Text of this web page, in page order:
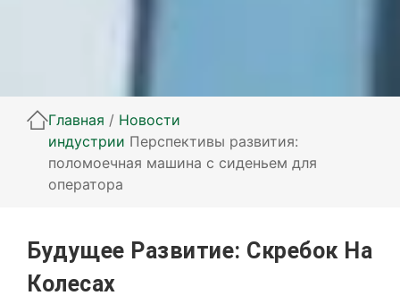
Главная / Новости
индустрии Перспективы развития:
поломоечная машина с сиденьем для
оператора
Будущее Развитие: Скребок На
Колесах